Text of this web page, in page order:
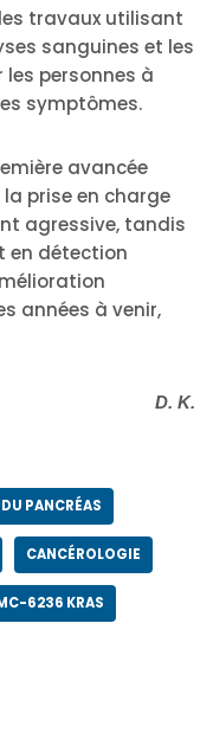
travaux utilisant
sanguines et les
personnes à
symptômes.
avancée
prise en charge
agressive, tandis
en détection
années à venir,
D. K.
PANCRÉAS
CANCÉROLOGIE
6236 KRAS